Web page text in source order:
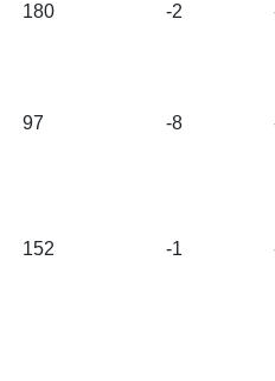
180 -2
97 -8
152 -1